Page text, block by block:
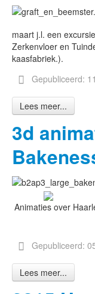
maart j.l. een
Zerkenvloer en
kaasfabriek.).
Gepubliceerd:
Lees meer...
3d
Animaties over
Gepubliceerd:
Lees meer...